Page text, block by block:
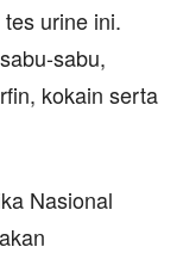
urine ini.
sabu,
kokain serta
Nasional